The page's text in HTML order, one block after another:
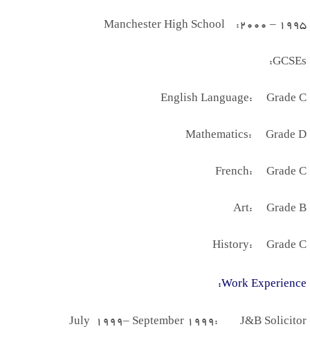
1995
–
Manchester High School
GCSEs
:
English Language: Grade C
Mathematics: Grade D
French: Grade C
Art: Grade B
History: Grade C
Work Experience
:
July 1999– September 1999: J&B Solicitor